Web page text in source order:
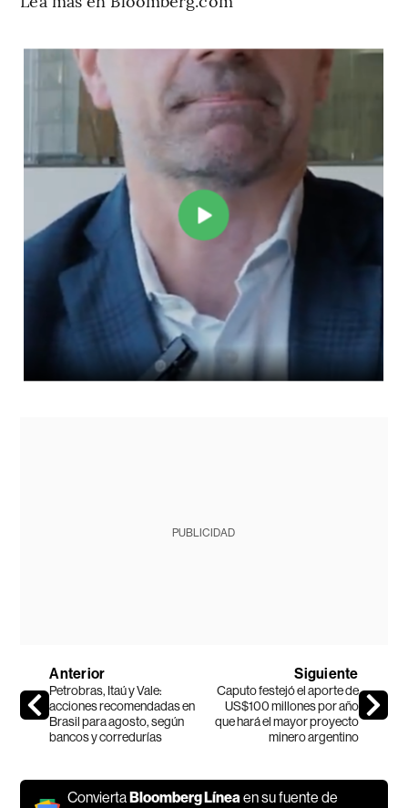
PUBLICIDAD
Anterior
Petrobras, Itaú y Vale:
acciones recomendadas en
Brasil para agosto, según
bancos y corredurías
Siguiente
Caputo festejó el aporte de
US$100 millones por año
que hará el mayor proyecto
minero argentino
ConviertaBloomberg Líneaen su fuente de